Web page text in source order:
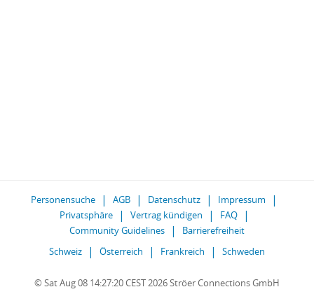
Personensuche AGB Datenschutz
Impressum
Privatsphäre
Vertrag kündigen
FAQ
Community Guidelines
Barrierefreiheit
Schweiz
Österreich Frankreich Schweden
© Sat Aug 08 14:27:20 CEST 2026 Ströer Connections GmbH